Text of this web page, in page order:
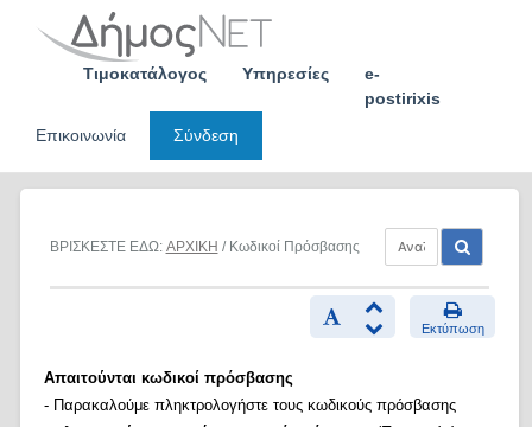
Τιμοκατάλογος Υπηρεσίες
e-
postirixis
Επικοινωνία
Σύνδεση
ΒΡΙΣΚΕΣΤΕ ΕΔΩ: ΑΡΧΙΚΗ / Κωδικοί Πρόσβασης
Εκτύπωση
Απαιτούνται κωδικοί πρόσβασης
- Παρακαλούμε πληκτρολογήστε τους κωδικούς πρόσβασης